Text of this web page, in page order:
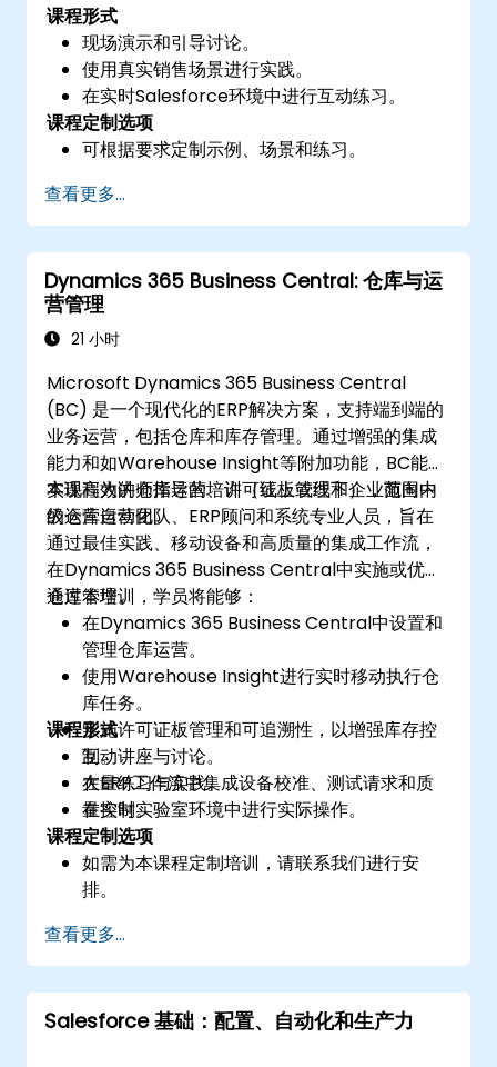
课程形式
现场演示和引导讨论。
使用真实销售场景进行实践。
在实时Salesforce环境中进行互动练习。
课程定制选项
可根据要求定制示例、场景和练习。
查看更多...
Dynamics 365 Business Central: 仓库与运
营管理
21 小时
Microsoft Dynamics 365 Business Central
(BC) 是一个现代化的ERP解决方案，支持端到端的
业务运营，包括仓库和库存管理。通过增强的集成
能力和如Warehouse Insight等附加功能，BC能够
实现高效的仓库运营、许可证板管理和企业范围内
的运营自动化。
本课程为讲师指导的培训（线上或线下），面向中
级仓库运营团队、ERP顾问和系统专业人员，旨在
通过最佳实践、移动设备和高质量的集成工作流，
在Dynamics 365 Business Central中实施或优化
仓库管理。
通过本培训，学员将能够：
在Dynamics 365 Business Central中设置和
管理仓库运营。
使用Warehouse Insight进行实时移动执行仓
库任务。
实施许可证板管理和可追溯性，以增强库存控
制。
在ERP工作流中集成设备校准、测试请求和质
量控制。
课程形式
互动讲座与讨论。
大量练习与实践。
在实时实验室环境中进行实际操作。
课程定制选项
如需为本课程定制培训，请联系我们进行安
排。
查看更多...
Salesforce 基础：配置、自动化和生产力